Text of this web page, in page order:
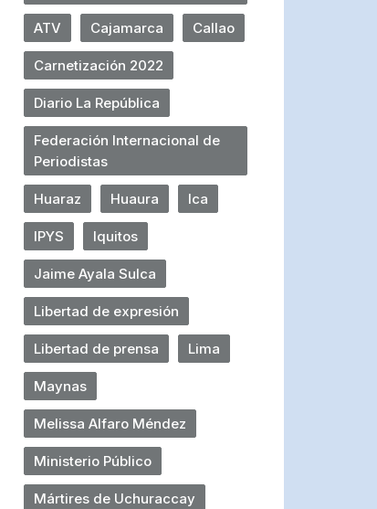
ATV Cajamarca Callao
Carnetización 2022
Diario La República
Federación Internacional de
Periodistas
Huaraz Huaura Ica
IPYS Iquitos
Jaime Ayala Sulca
Libertad de expresión
Libertad de prensa Lima
Maynas
Melissa Alfaro Méndez
Ministerio Público
Mártires de Uchuraccay